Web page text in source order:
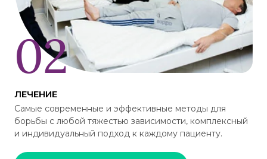
ЛЕЧЕНИЕ
Самые современные и эффективные методы для
борьбы с любой тяжестью зависимости, комплексный
и индивидуальный подход к каждому пациенту.